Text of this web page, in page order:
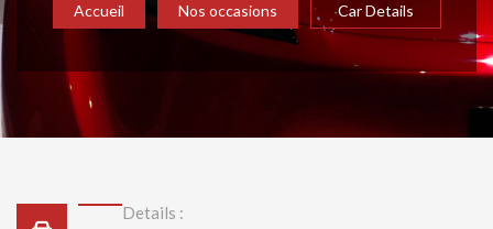
Accueil Nos occasions Car Details
Details :